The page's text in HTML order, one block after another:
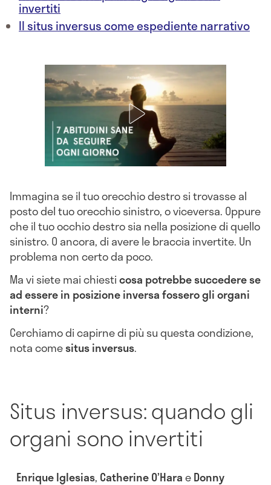
invertiti
Il situs inversus come espediente narrativo
Immagina se il tuo orecchio destro si trovasse al
posto del tuo orecchio sinistro, o viceversa. Oppure
che il tuo occhio destro sia nella posizione di quello
sinistro. O ancora, di avere le braccia invertite. Un
problema non certo da poco.
Ma vi siete mai chiesticosa potrebbe succedere se
ad essere in posizione inversa fossero gli organi
interni?
Cerchiamo di capirne di più su questa condizione,
nota comesitus inversus.
Situs inversus: quando gli
organi sono invertiti
Enrique Iglesias, Catherine O’HaraeDonny